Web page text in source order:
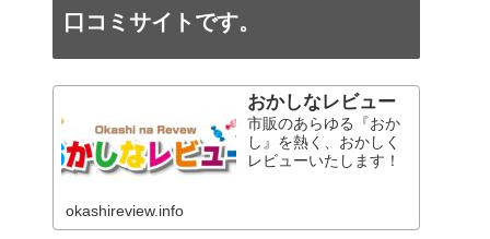
口コミサイトです。
おかしなレビュー
市販のあらゆる『おか
し』を熱く、おかしく
レビューいたします！
okashireview.info